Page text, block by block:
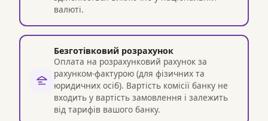
валюті.
Безготівковий розрахунок
Оплата на розрахунковий рахунок за
рахунком-фактурою (для фізичних та
юридичних осіб). Вартість комісії банку не
входить у вартість замовлення і залежить
від тарифів вашого банку.